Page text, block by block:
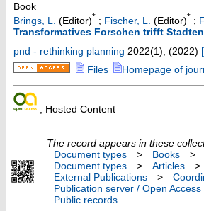
Book
Brings, L.
(Editor)* ; Fischer, L. (Editor)* ;
Transformatives Forschen trifft
pnd - rethinking planning 2022(1), (2022) [
Files
Homepage of
; Hosted Content
The record appears in these
Document types
> Books >
Document types
> Articles >
External Publications
>
Publication server / Open Access
Public records